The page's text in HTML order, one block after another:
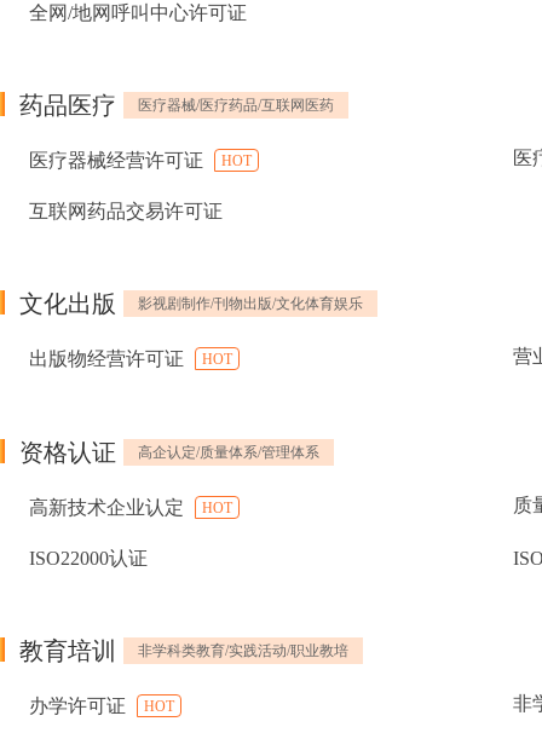
全网/地网呼叫中心许可证
药品医疗 医疗器械/医疗药品/互联网医药
医疗器械经营许可证 HOT 医
互联网药品交易许可证
文化出版 影视剧制作/刊物出版/文化体育娱乐
出版物经营许可证 HOT 营
资格认证 高企认定/质量体系/管理体系
高新技术企业认定 HOT 质
ISO22000认证
教育培训 非学科类教育/实践活动/职业教培
办学许可证 HOT 非